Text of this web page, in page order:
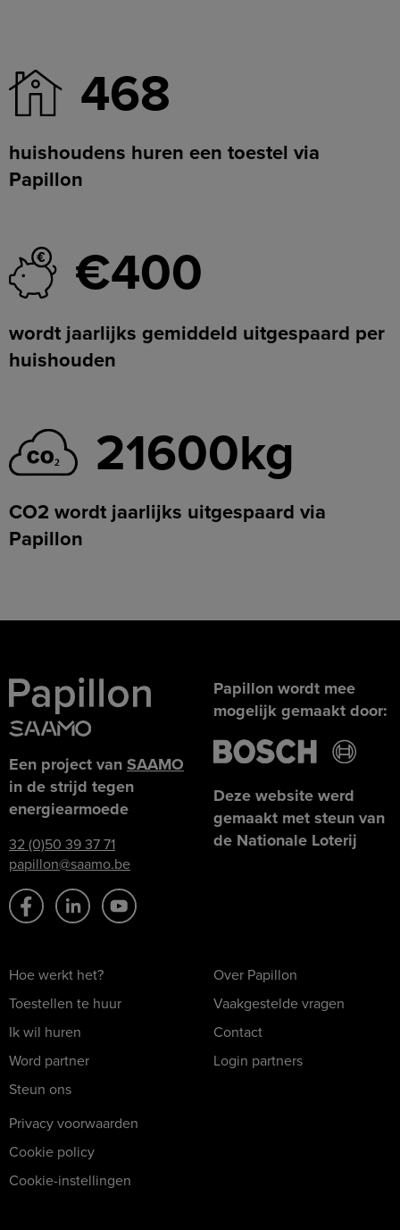
468
huishoudens huren een toestel via
Papillon
€400
wordt jaarlijks gemiddeld uitgespaard per
huishouden
21600kg
CO2 wordt jaarlijks uitgespaard via
Papillon
Een project vanSAAMO
in de strijd tegen
energiearmoede
32 (0)50 39 37 71
papillon@saamo.be
Papillon wordt mee
mogelijk gemaakt door:
Deze website werd
gemaakt met steun van
de Nationale Loterij
Hoe werkt het?
Toestellen te huur
Ik wil huren
Word partner
Steun ons
Over Papillon
Vaakgestelde vragen
Contact
Login partners
Privacy voorwaarden
Cookie policy
Cookie-instellingen